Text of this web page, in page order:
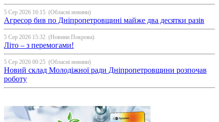
5 Сер 2026 16:15 (Обласні новини)
Агресор бив по Дніпропетровщині майже два десятки разів
5 Сер 2026 15:32 (Новини Покрова)
Літо – з перемогами!
5 Сер 2026 00:25 (Обласні новини)
Новий склад Молодіжної ради Дніпропетровщини розпочав
роботу